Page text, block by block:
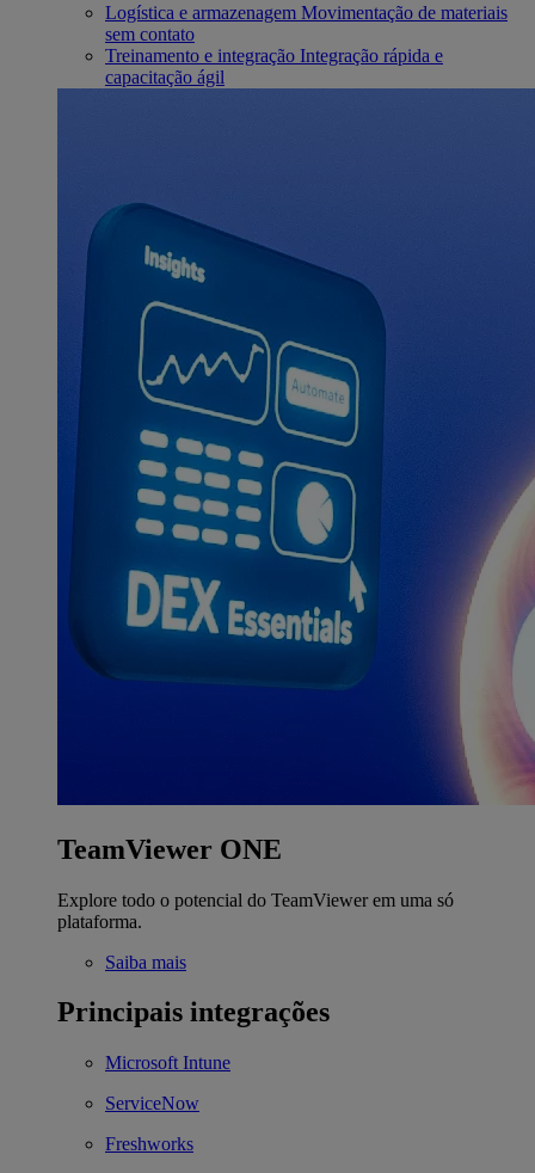
Logística e armazenagem Movimentação de materiais
sem contato
Treinamento e integração Integração rápida e
capacitação ágil
TeamViewer ONE
Explore todo o potencial do TeamViewer em uma só
plataforma.
Saiba mais
Principais integrações
Microsoft Intune
ServiceNow
Freshworks